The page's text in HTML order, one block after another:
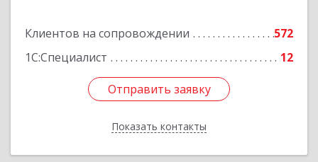
Клиентов на сопровождении
572
1С:Специалист
12
Отправить заявку
Показать контакты
Отправить заявку
Назад